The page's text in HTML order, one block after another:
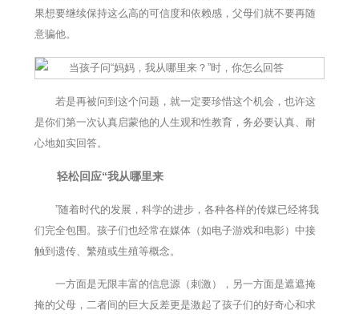
果想要继续保持这么高的可信度和依赖感，父母们就不要再随
意骗他。
若是再被问到这个问题，就一定要珍惜这个机会，也许这
是你们第一次认真启蒙他的人生观和性教育，务必要认真、耐
心地如实回答。
轻松回应“我从哪里来
”随着时代的发展，科学的进步，各种各样的传媒已经将我
们完全包围。孩子们也经常在媒体（如电子游戏和电影）中接
触到遗传、繁殖或生殖等概念。
一方面是无限丰富的信息源（刺激），另一方面是遮遮掩
掩的父母，二者间的巨大反差更是激起了孩子们的好奇心和求